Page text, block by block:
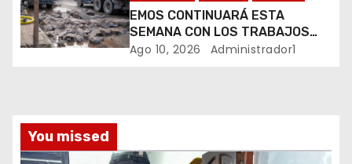
r
a
a
s
EMOS CONTINUARÁ ESTA
SEMANA CON LOS TRABAJOS
SOBRE CALLE ALVEAR
Ago 10, 2026 Administrador1
You missed